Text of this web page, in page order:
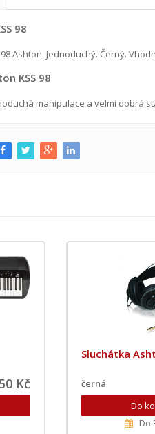
98
Ashton. Jednoduchý. Černý.
KSS 98
manipulace a velmi dobrá
Kč
Sluchátka
černá
Do